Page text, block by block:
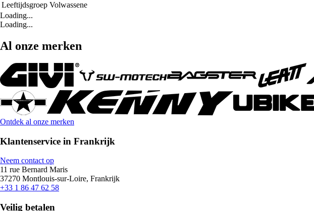
Leeftijdsgroep Volwassene
Loading...
Loading...
Al onze merken
Ontdek al onze merken
Klantenservice in Frankrijk
Neem contact op
11 rue Bernard Maris
37270 Montlouis-sur-Loire, Frankrijk
+33 1 86 47 62 58
Veilig betalen